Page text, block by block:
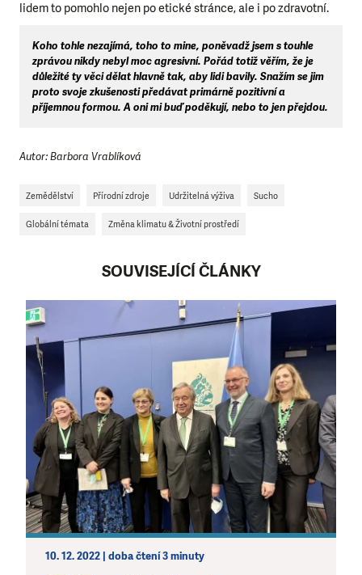
lidem to pomohlo nejen po etické stránce, ale i po zdravotní.
Koho tohle nezajímá, toho to mine, poněvadž jsem s touhle
zprávou nikdy nebyl moc agresivní. Pořád totiž věřím, že je
důležité ty věci dělat hlavně tak, aby lidi bavily. Snažím se jim
proto svoje zkušenosti předávat primárně pozitivní a
příjemnou formou. A oni mi buď poděkují, nebo to jen přejdou.
Autor: Barbora Vrablíková
Zemědělství Přírodní zdroje Udržitelná výživa Sucho
Globální témata Změna klimatu & Životní prostředí
SOUVISEJÍCÍ ČLÁNKY
10. 12. 2022 | doba čtení 3 minuty